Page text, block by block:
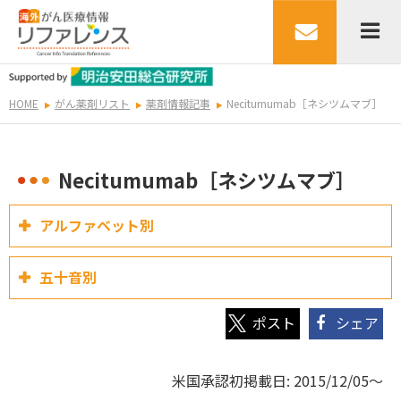
HOME がん薬剤リスト 薬剤情報記事 Necitumumab［ネシツムマブ］
Necitumumab［ネシツムマブ］
アルファベット別
五十音別
シェア
米国承認初掲載日: 2015/12/05～